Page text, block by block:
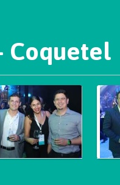
Coquetel